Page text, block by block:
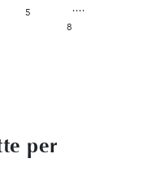
5 ....
8
per